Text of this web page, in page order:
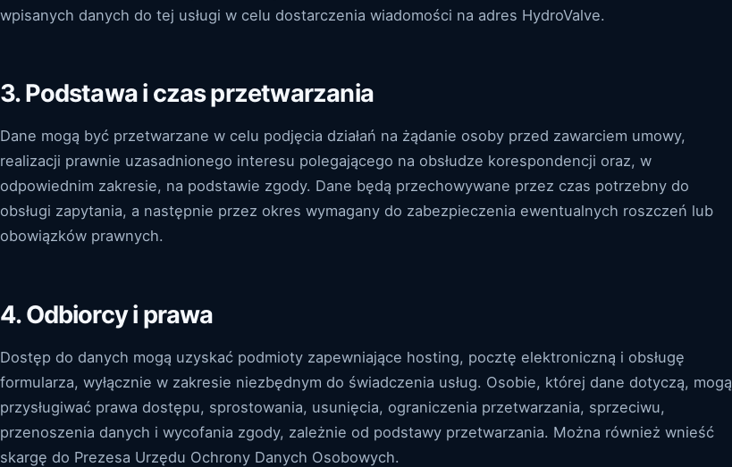
wpisanych danych do tej usługi w celu dostarczenia wiadomości na adres HydroValve.
3. Podstawa i czas przetwarzania
Dane mogą być przetwarzane w celu podjęcia działań na żądanie osoby przed zawarciem umowy,
realizacji prawnie uzasadnionego interesu polegającego na obsłudze korespondencji oraz, w
odpowiednim zakresie, na podstawie zgody. Dane będą przechowywane przez czas potrzebny do
obsługi zapytania, a następnie przez okres wymagany do zabezpieczenia ewentualnych roszczeń lub
obowiązków prawnych.
4. Odbiorcy i prawa
Dostęp do danych mogą uzyskać podmioty zapewniające hosting, pocztę elektroniczną i obsługę
formularza, wyłącznie w zakresie niezbędnym do świadczenia usług. Osobie, której dane dotyczą, mogą
przysługiwać prawa dostępu, sprostowania, usunięcia, ograniczenia przetwarzania, sprzeciwu,
przenoszenia danych i wycofania zgody, zależnie od podstawy przetwarzania. Można również wnieść
skargę do Prezesa Urzędu Ochrony Danych Osobowych.